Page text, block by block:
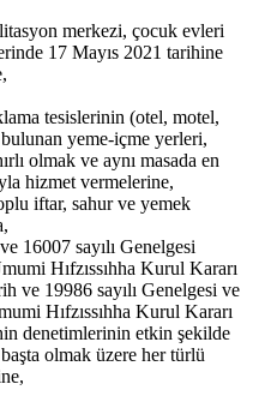
merkezi, çocuk evleri
17 Mayıs 2021 tarihine
tesislerinin (otel, motel,
yeme-içme yerleri,
olmak ve aynı masada en
hizmet vermelerine,
iftar, sahur ve yemek
16007 sayılı Genelgesi
Hıfzıssıhha Kurul Kararı
ve 19986 sayılı Genelgesi ve
Hıfzıssıhha Kurul Kararı
denetimlerinin etkin şekilde
olmak üzere her türlü